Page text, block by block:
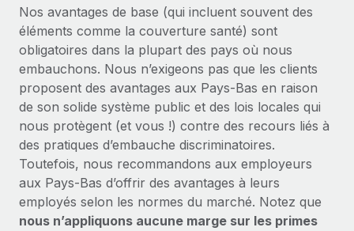
Nos avantages de base (qui incluent souvent des
éléments comme la couverture santé) sont
obligatoires dans la plupart des pays où nous
embauchons. Nous n’exigeons pas que les clients
proposent des avantages aux Pays-Bas en raison
de son solide système public et des lois locales qui
nous protègent (et vous !) contre des recours liés à
des pratiques d’embauche discriminatoires.
Toutefois, nous recommandons aux employeurs
aux Pays-Bas d’offrir des avantages à leurs
employés selon les normes du marché. Notez que
nous n’appliquons aucune marge sur les primes